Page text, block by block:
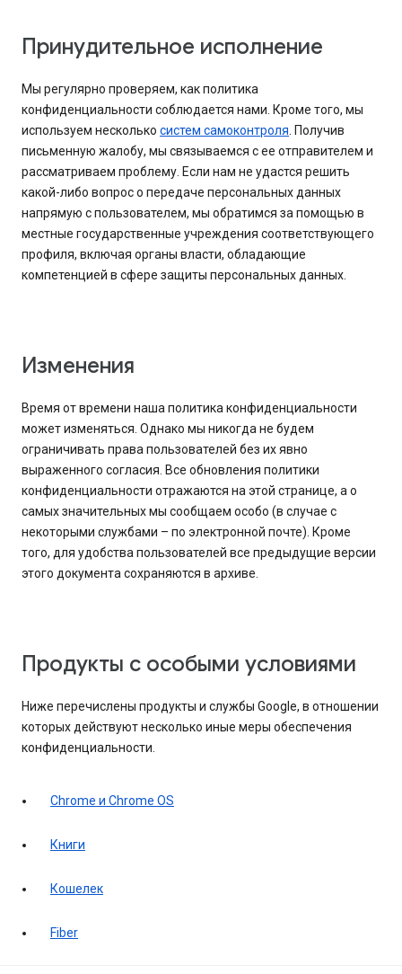
Принудительное исполнение
Мы регулярно проверяем, как политика
конфиденциальности соблюдается нами. Кроме того, мы
используем несколько систем самоконтроля. Получив
письменную жалобу, мы связываемся с ее отправителем и
рассматриваем проблему. Если нам не удастся решить
какой-либо вопрос о передаче персональных данных
напрямую с пользователем, мы обратимся за помощью в
местные государственные учреждения соответствующего
профиля, включая органы власти, обладающие
компетенцией в сфере защиты персональных данных.
Изменения
Время от времени наша политика конфиденциальности
может изменяться. Однако мы никогда не будем
ограничивать права пользователей без их явно
выраженного согласия. Все обновления политики
конфиденциальности отражаются на этой странице, а о
самых значительных мы сообщаем особо (в случае с
некоторыми службами – по электронной почте). Кроме
того, для удобства пользователей все предыдущие версии
этого документа сохраняются в архиве.
Продукты с особыми условиями
Ниже перечислены продукты и службы Google, в отношении
которых действуют несколько иные меры обеспечения
конфиденциальности.
Chrome и Chrome OS
Книги
Кошелек
Fiber